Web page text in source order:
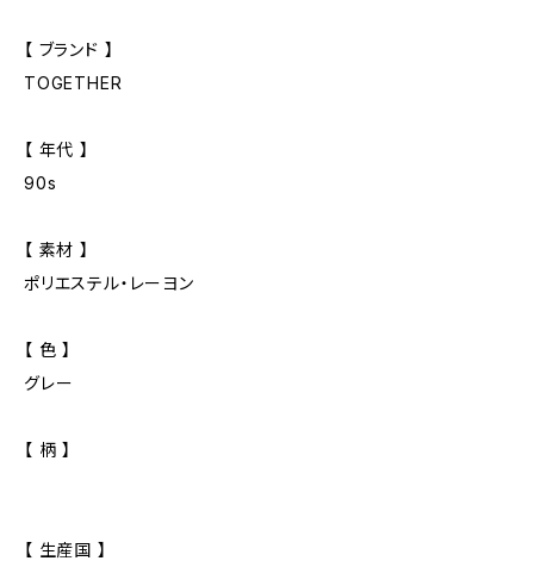
【 ブランド 】
TOGETHER
【 年代 】
90s
【 素材 】
ポリエステル・レーヨン
【 色 】
グレー
【 柄 】
【 生産国 】